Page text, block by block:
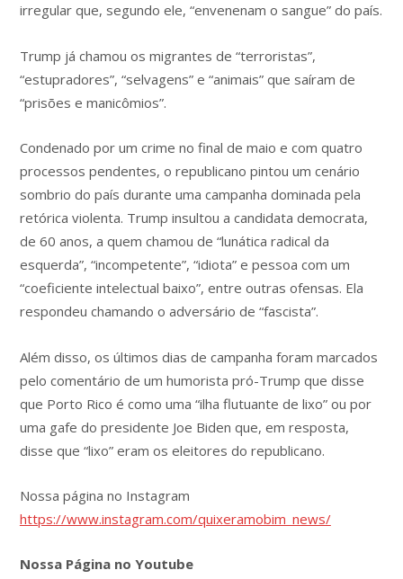
irregular que, segundo ele, “envenenam o sangue” do país.
Trump já chamou os migrantes de “terroristas”,
“estupradores”, “selvagens” e “animais” que saíram de
“prisões e manicômios”.
Condenado por um crime no final de maio e com quatro
processos pendentes, o republicano pintou um cenário
sombrio do país durante uma campanha dominada pela
retórica violenta. Trump insultou a candidata democrata,
de 60 anos, a quem chamou de “lunática radical da
esquerda”, “incompetente”, “idiota” e pessoa com um
“coeficiente intelectual baixo”, entre outras ofensas. Ela
respondeu chamando o adversário de “fascista”.
Além disso, os últimos dias de campanha foram marcados
pelo comentário de um humorista pró-Trump que disse
que Porto Rico é como uma “ilha flutuante de lixo” ou por
uma gafe do presidente Joe Biden que, em resposta,
disse que “lixo” eram os eleitores do republicano.
Nossa página no Instagram
https://www.instagram.com/quixeramobim_news/
Nossa Página no Youtube